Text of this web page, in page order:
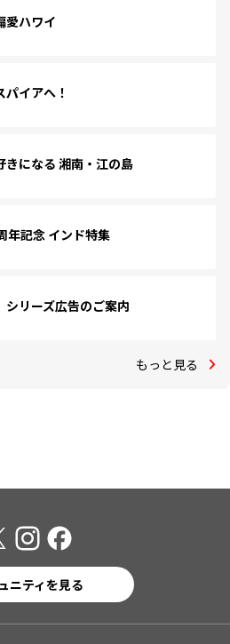
ハワイ
イアへ！
きになる 湘南・江の島
年記念 インド特集
シリーズ広告のご案内
もっと見る
ニティを見る